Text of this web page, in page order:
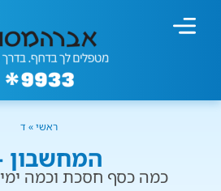
ראשי» ד
המחשבון
כמה כסף חסכת וכמה